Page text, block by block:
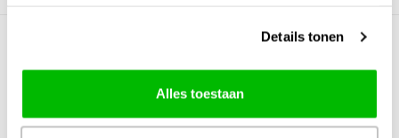
Details tonen
Alles toestaan
BEOORDELINGEN